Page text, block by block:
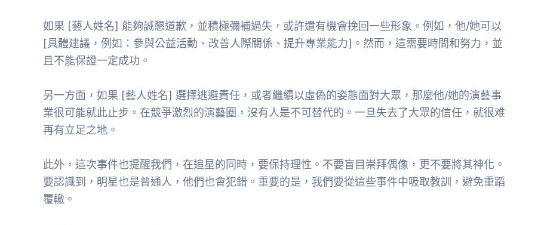
如果 [藝人姓名] 能夠誠懇道歉，並積極彌補過失，或許還有機會挽回一些形象。例如，他/她可以
[具體建議，例如：參與公益活動、改善人際關係、提升專業能力]。然而，這需要時間和努力，並
且不能保證一定成功。
另一方面，如果 [藝人姓名] 選擇逃避責任，或者繼續以虛偽的姿態面對大眾，那麼他/她的演藝事
業很可能就此止步。在競爭激烈的演藝圈，沒有人是不可替代的。一旦失去了大眾的信任，就很难
再有立足之地。
此外，這次事件也提醒我們，在追星的同時，要保持理性。不要盲目崇拜偶像，更不要將其神化。
要認識到，明星也是普通人，他們也會犯錯。重要的是，我們要從這些事件中吸取教訓，避免重蹈
覆轍。